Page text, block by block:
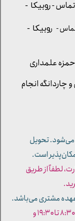
- روبیکا -
علمداری
می‌شود. تحویل
است.
لطفاً از طریق
عهده مشتری می‌باشد.
- ساعات کاری فروشگاه: شنبه تا چهارشنبه از ساعت ۸:۳۰ تا ۱۹:۳۰ و
| تماس - روبیکا -
چاردانگه انجام